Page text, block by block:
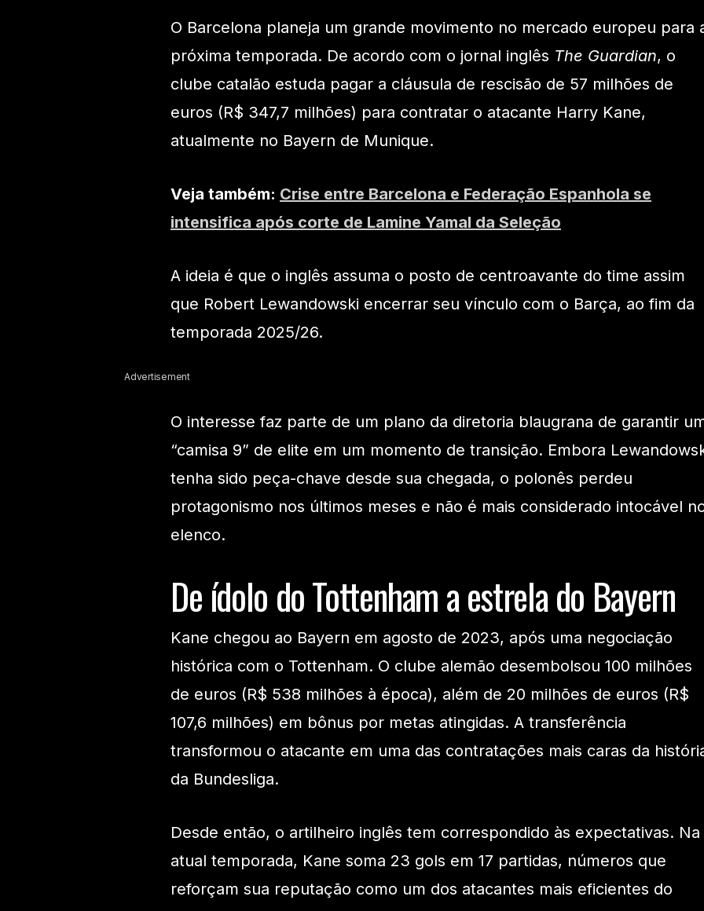
O Barcelona planeja um grande movimento no mercado europeu para
próxima temporada. De acordo com o jornal inglês The Guardian, o
clube catalão estuda pagar a cláusula de rescisão de 57 milhões de
euros (R$ 347,7 milhões) para contratar o atacante Harry Kane,
atualmente no Bayern de Munique.
Veja também: Crise entre Barcelona e Federação Espanhola se
intensifica após corte de Lamine Yamal da Seleção
A ideia é que o inglês assuma o posto de centroavante do time assim
que Robert Lewandowski encerrar seu vínculo com o Barça, ao fim da
temporada 2025/26.
Advertisement
O interesse faz parte de um plano da diretoria blaugrana de garantir
“camisa 9” de elite em um momento de transição. Embora
tenha sido peça-chave desde sua chegada, o polonês perdeu
protagonismo nos últimos meses e não é mais considerado intocável
elenco.
De ídolo do Tottenham a estrela do Bayern
Kane chegou ao Bayern em agosto de 2023, após uma negociação
histórica com o Tottenham. O clube alemão desembolsou 100 milhões
de euros (R$ 538 milhões à época), além de 20 milhões de euros (R$
107,6 milhões) em bônus por metas atingidas. A transferência
transformou o atacante em uma das contratações mais caras da
da Bundesliga.
Desde então, o artilheiro inglês tem correspondido às expectativas. Na
atual temporada, Kane soma 23 gols em 17 partidas, números que
reforçam sua reputação como um dos atacantes mais eficientes do